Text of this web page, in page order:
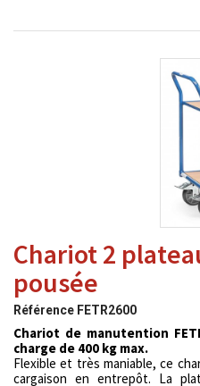
Chariot 2
pousée
Référence FETR2600
Chariot de manutention
charge de 400 kg max.
Flexible et très maniable, ce
cargaison en entrepôt. La